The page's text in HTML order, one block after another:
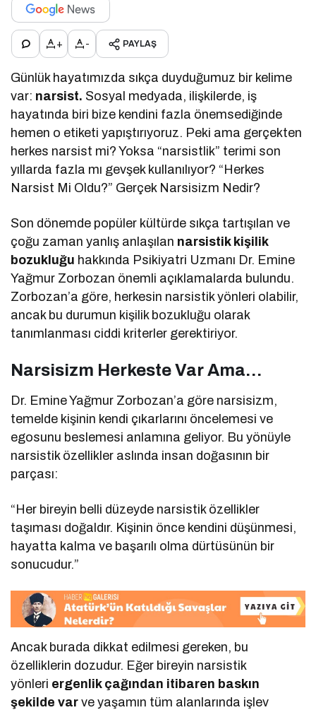
+ - PAYLAŞ
Günlük hayatımızda sıkça duyduğumuz bir kelime
var: narsist. Sosyal medyada, ilişkilerde, iş
hayatında biri bize kendini fazla önemsediğinde
hemen o etiketi yapıştırıyoruz. Peki ama gerçekten
herkes narsist mi? Yoksa “narsistlik” terimi son
yıllarda fazla mı gevşek kullanılıyor? “Herkes
Narsist Mi Oldu?” Gerçek Narsisizm Nedir?
Son dönemde popüler kültürde sıkça tartışılan ve
çoğu zaman yanlış anlaşılan narsistik kişilik
bozukluğu hakkında Psikiyatri Uzmanı Dr. Emine
Yağmur Zorbozan önemli açıklamalarda bulundu.
Zorbozan’a göre, herkesin narsistik yönleri olabilir,
ancak bu durumun kişilik bozukluğu olarak
tanımlanması ciddi kriterler gerektiriyor.
Narsisizm Herkeste Var Ama…
Dr. Emine Yağmur Zorbozan’a göre narsisizm,
temelde kişinin kendi çıkarlarını öncelemesi ve
egosunu beslemesi anlamına geliyor. Bu yönüyle
narsistik özellikler aslında insan doğasının bir
parçası:
“Her bireyin belli düzeyde narsistik özellikler
taşıması doğaldır. Kişinin önce kendini düşünmesi,
hayatta kalma ve başarılı olma dürtüsünün bir
sonucudur.”
Ancak burada dikkat edilmesi gereken, bu
özelliklerin dozudur. Eğer bireyin narsistik
yönleri ergenlik çağından itibaren baskın
şekilde var ve yaşamın tüm alanlarında işlev